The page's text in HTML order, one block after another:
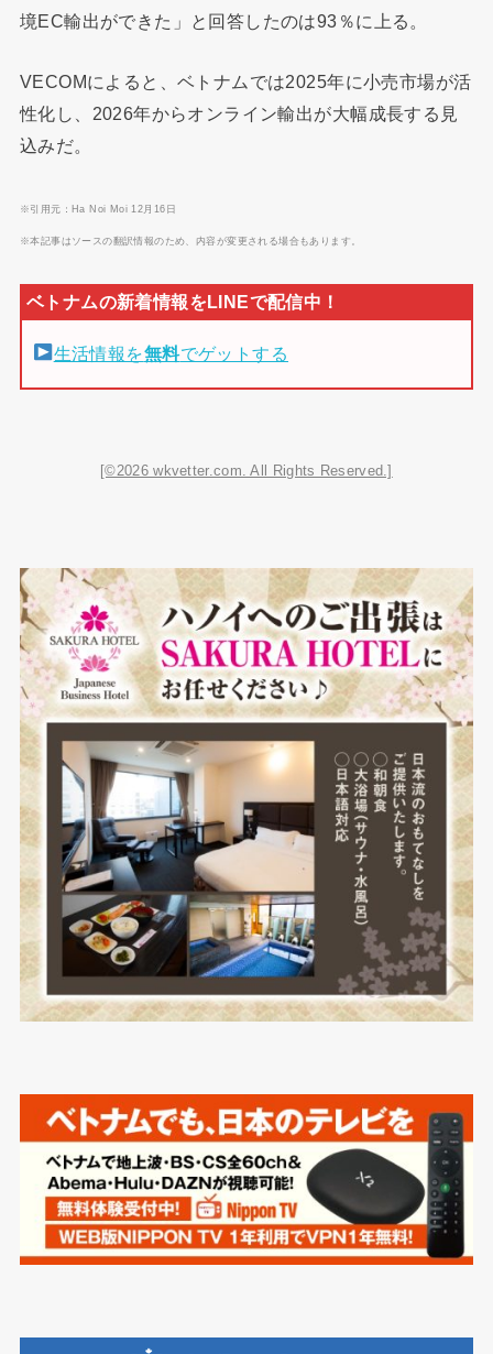
境EC輸出ができた」と回答したのは93％に上る。
VECOMによると、ベトナムでは2025年に小売市場が活
性化し、2026年からオンライン輸出が大幅成長する見
込みだ。
※引用元：Ha Noi Moi 12月16日
※本記事はソースの翻訳情報のため、内容が変更される場合もあります。
生活情報を無料でゲットする
[©2026 wkvetter.com. All Rights Reserved.]